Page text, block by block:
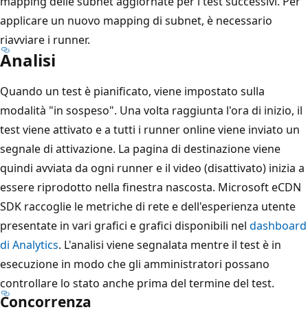
applicare un nuovo mapping di subnet, è necessario
riavviare i runner.
Analisi
Quando un test è pianificato, viene impostato sulla
modalità "in sospeso". Una volta raggiunta l'ora di inizio, il
test viene attivato e a tutti i runner online viene inviato un
segnale di attivazione. La pagina di destinazione viene
quindi avviata da ogni runner e il video (disattivato) inizia a
essere riprodotto nella finestra nascosta. Microsoft eCDN
SDK raccoglie le metriche di rete e dell'esperienza utente
presentate in vari grafici e grafici disponibili nel dashboard
di Analytics. L'analisi viene segnalata mentre il test è in
esecuzione in modo che gli amministratori possano
controllare lo stato anche prima del termine del test.
Concorrenza